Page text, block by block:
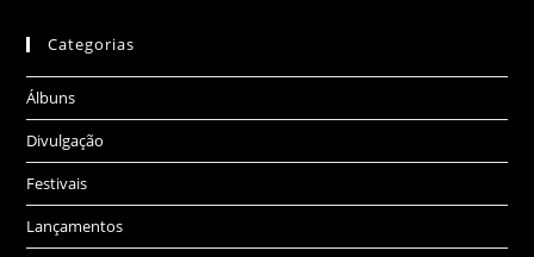
Categorias
Álbuns
Divulgação
Festivais
Lançamentos